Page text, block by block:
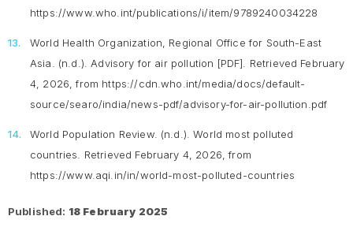
https://www.who.int/publications/i/item/9789240034228
World Health Organization, Regional Office for South-East
Asia. (n.d.). Advisory for air pollution [PDF]. Retrieved February
4, 2026, from https://cdn.who.int/media/docs/default-
source/searo/india/news-pdf/advisory-for-air-pollution.pdf
World Population Review. (n.d.).World most polluted
countries . Retrieved February 4, 2026, from
https://www.aqi.in/in/world-most-polluted-countries
Published: 18 February 2025